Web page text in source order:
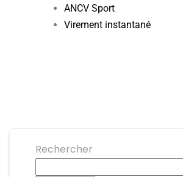
ANCV Sport
Virement instantané
Rechercher